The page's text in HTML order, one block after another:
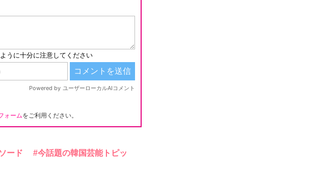
ォームをご利用ください。
ード
今話題の韓国芸能トピッ